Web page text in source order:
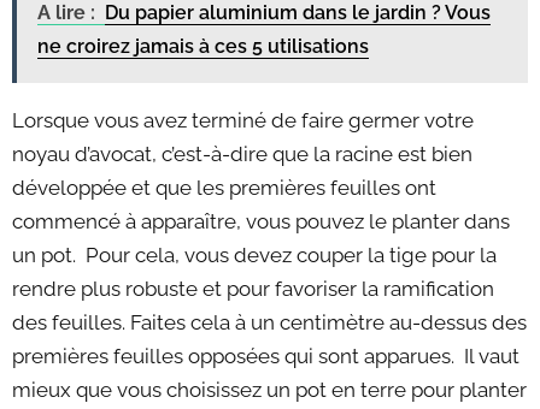
A lire : Du papier aluminium dans le jardin ? Vous
ne croirez jamais à ces 5 utilisations
Lorsque vous avez terminé de faire germer votre
noyau d’avocat, c’est-à-dire que la racine est bien
développée et que les premières feuilles ont
commencé à apparaître, vous pouvez le planter dans
un pot. Pour cela, vous devez couper la tige pour la
rendre plus robuste et pour favoriser la ramification
des feuilles. Faites cela à un centimètre au-dessus des
premières feuilles opposées qui sont apparues. Il vaut
mieux que vous choisissez un pot en terre pour planter